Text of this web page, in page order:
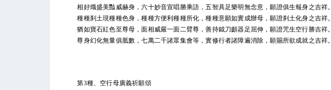
相好熾盛美豔威赫身，六十妙音宣唱勝乘語，五智具足樂明無念意，願證俱生報身之吉祥。
種種刹土現種種色身，種種方便利種種所化，種種意願如實成辦母，願證刹土化身之吉祥。
猶如寶石紅色至尊母，面相威嚴一面二臂尊，善持鉞刀顱器足屈伸，願證咒生空行勝吉祥。
尊身幻化無量俱胝數，七萬二千諸眾集會等，實修行者諸障遍消除，願賜所欲成就之吉祥。
第3種、空行母廣義祈願頌